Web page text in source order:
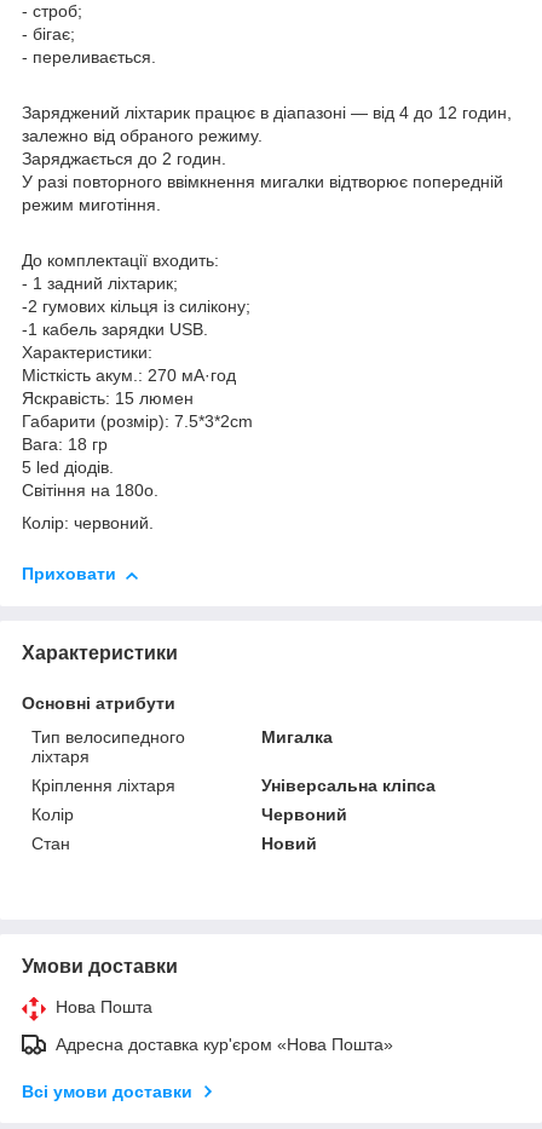
- строб;
- бігає;
- переливається.
Заряджений ліхтарик працює в діапазоні — від 4 до 12 годин,
залежно від обраного режиму.
Заряджається до 2 годин.
У разі повторного ввімкнення мигалки відтворює попередній
режим миготіння.
До комплектації входить:
- 1 задний ліхтарик;
-2 гумових кільця із силікону;
-1 кабель зарядки USB.
Характеристики:
Місткість акум.: 270 мА·год
Яскравість: 15 люмен
Габарити (розмір): 7.5*3*2cm
Вага: 18 гр
5 led діодів.
Світіння на 180o.
Колір: червоний.
Приховати
Характеристики
Основні атрибути
Тип велосипедного
ліхтаря
Мигалка
Кріплення ліхтаря
Універсальна кліпса
Колір
Червоний
Стан
Новий
Умови доставки
Нова Пошта
Адресна доставка кур'єром «Нова Пошта»
Всі умови доставки